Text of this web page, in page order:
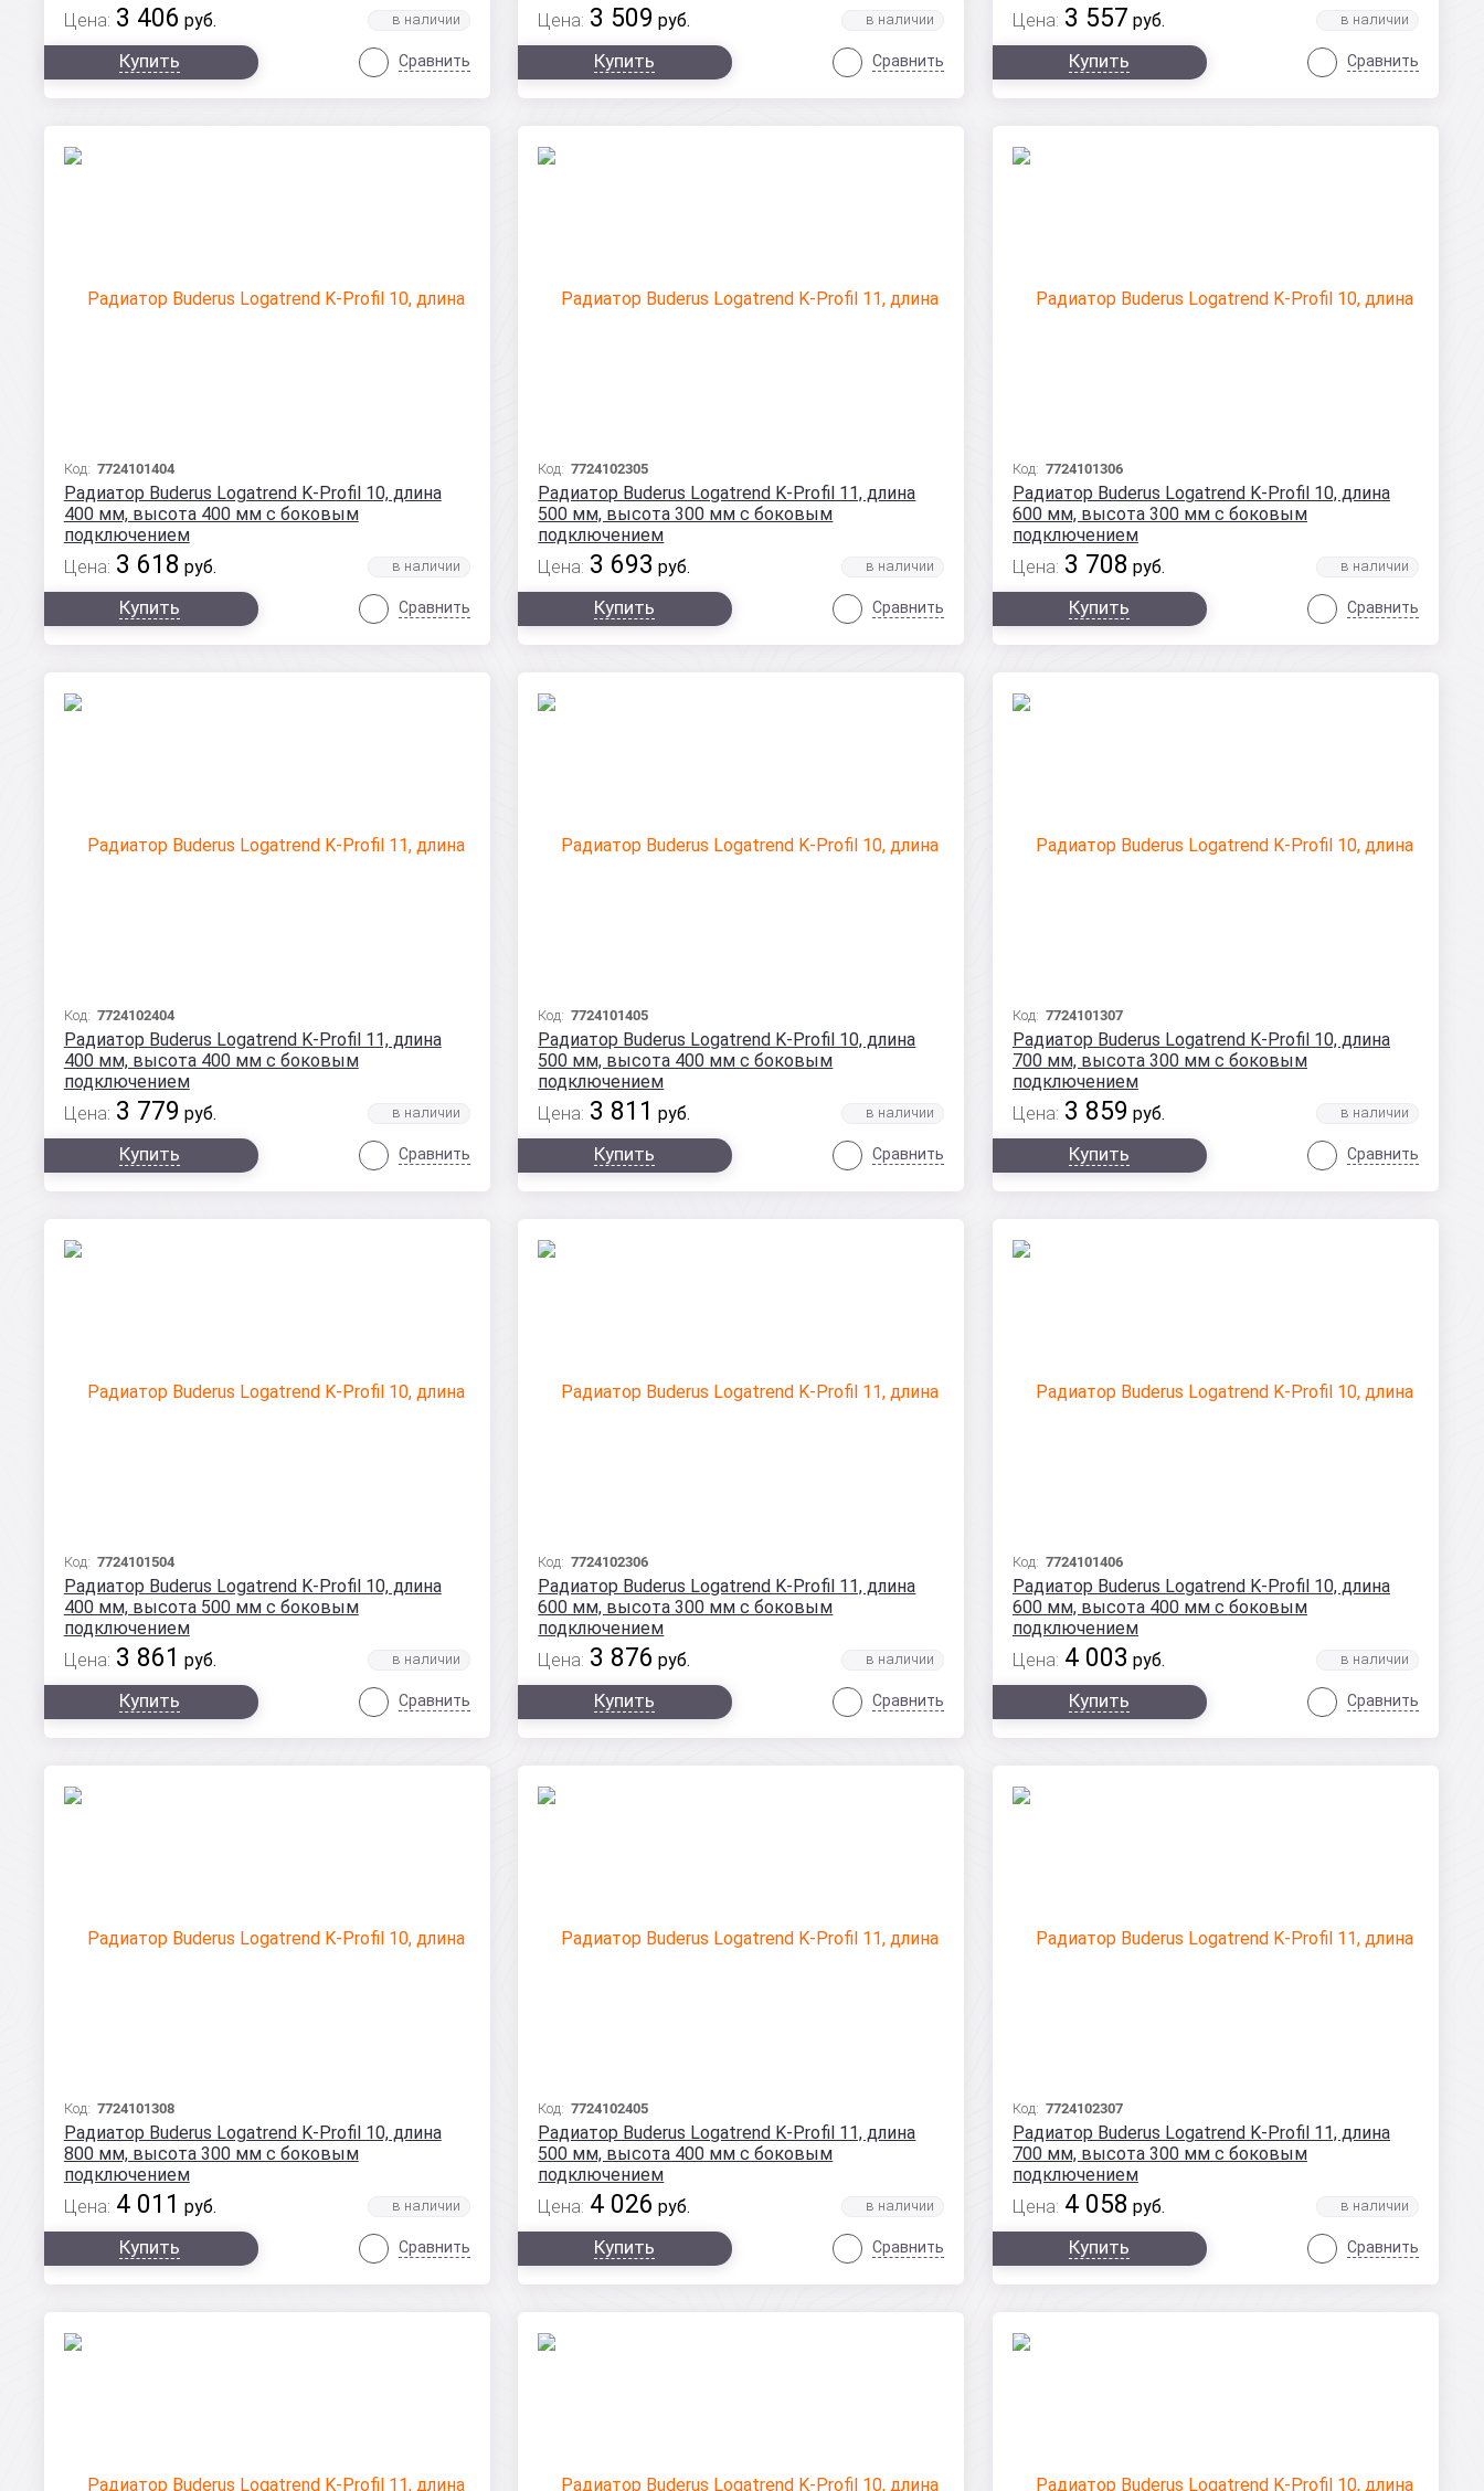
Цена: 3 406 руб.
Купить Сравнить
Цена: 3 509 руб.
Купить Сравнить
Цена: 3 557 руб.
Купить Сравнить
Код: 7724101404
Радиатор Buderus Logatrend K-Profil 10, длина
400 мм, высота 400 мм с боковым
подключением
Цена: 3 618 руб.
Купить Сравнить
Код:7724102305
Радиатор Buderus Logatrend K-Profil 11, длина
500 мм, высота 300 мм с боковым
подключением
Цена: 3 693 руб.
Купить Сравнить
Код: 7724101306
Радиатор Buderus Logatrend K-Profil 10, длина
600 мм, высота 300 мм с боковым
подключением
Цена: 3 708 руб.
Купить Сравнить
Код: 7724102404
Радиатор Buderus Logatrend K-Profil 11, длина
400 мм, высота 400 мм с боковым
подключением
Цена: 3 779 руб.
Купить Сравнить
Код:7724101405
Радиатор Buderus Logatrend K-Profil 10, длина
500 мм, высота 400 мм с боковым
подключением
Цена: 3 811 руб.
Купить Сравнить
Код: 7724101307
Радиатор Buderus Logatrend K-Profil 10, длина
700 мм, высота 300 мм с боковым
подключением
Цена: 3 859 руб.
Купить Сравнить
Код: 7724101504
Радиатор Buderus Logatrend K-Profil 10, длина
400 мм, высота 500 мм с боковым
подключением
Цена: 3 861 руб.
Купить Сравнить
Код:7724102306
Радиатор Buderus Logatrend K-Profil 11, длина
600 мм, высота 300 мм с боковым
подключением
Цена: 3 876 руб.
Купить Сравнить
Код: 7724101406
Радиатор Buderus Logatrend K-Profil 10, длина
600 мм, высота 400 мм с боковым
подключением
Цена: 4 003 руб.
Купить Сравнить
Код: 7724101308
Радиатор Buderus Logatrend K-Profil 10, длина
800 мм, высота 300 мм с боковым
подключением
Цена: 4 011 руб.
Купить Сравнить
Код:7724102405
Радиатор Buderus Logatrend K-Profil 11, длина
500 мм, высота 400 мм с боковым
подключением
Цена: 4 026 руб.
Купить Сравнить
Код: 7724102307
Радиатор Buderus Logatrend K-Profil 11, длина
700 мм, высота 300 мм с боковым
подключением
Цена: 4 058 руб.
Купить Сравнить